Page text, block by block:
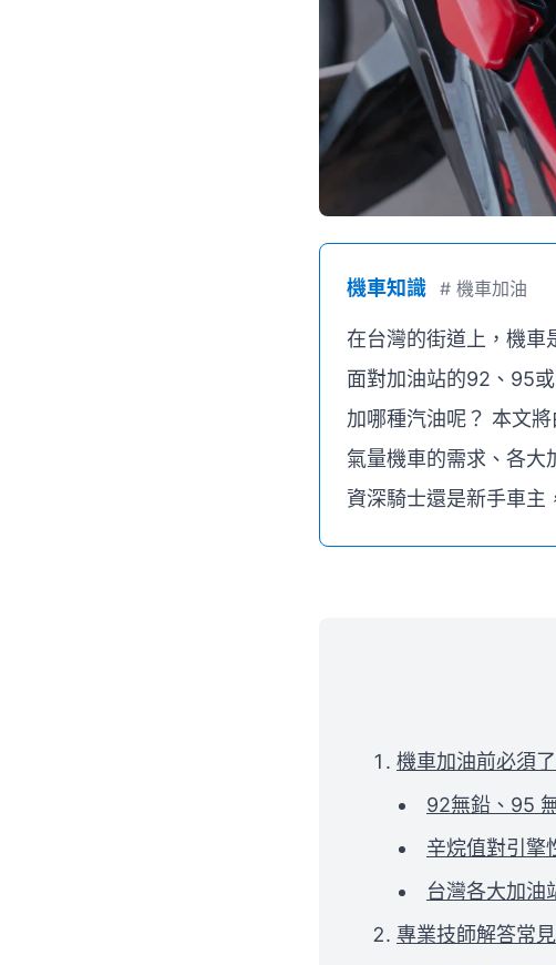
機車知識 # 機車加油
在台灣的街道上，機車
面對加油站的92、95
加哪種汽油呢？ 本文
氣量機車的需求、各大
資深騎士還是新手車主
機車加油前必須
92無鉛、95
辛烷值對引擎
台灣各大加油
專業技師解答常